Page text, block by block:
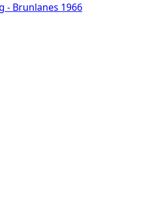
- Brunlanes 1966